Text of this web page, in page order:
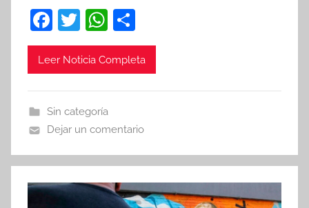
F
a
c
b
o
o
k
T
w
itt
W
h
at
A
p
p
o
m
tir
Leer Noticia Completa
Sin categoría
Dejar un comentario